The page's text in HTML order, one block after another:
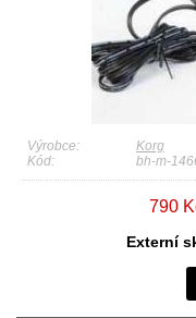
Výrobce:
Korg
Kód:
bh-m-
790
Externí